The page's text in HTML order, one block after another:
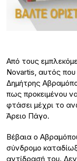
Από τους
Novartis, αυτός
Δημήτρης
πως προκειμένου
φτάσει μέχρι το
Άρειο Πάγο.
Βέβαια ο
σύνδρομο
αντίδρασή του.